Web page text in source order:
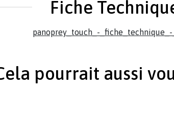
Fiche
panoprey_touch_-
pourrait aussi